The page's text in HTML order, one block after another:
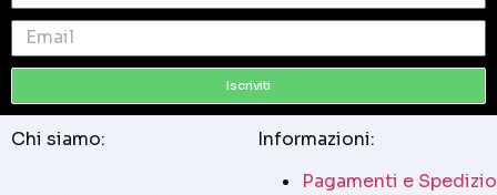
Iscriviti
Chi siamo:
Informazioni:
Pagamenti e